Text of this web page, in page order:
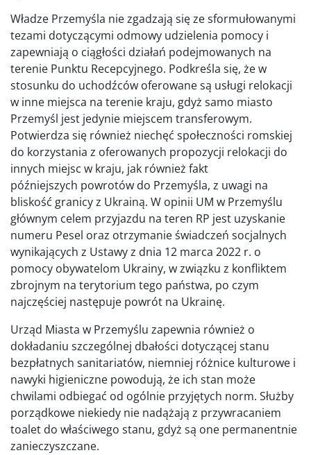
Władze Przemyśla nie zgadzają się ze sformułowanymi
tezami dotyczącymi odmowy udzielenia pomocy i
zapewniają o ciągłości działań podejmowanych na
terenie Punktu Recepcyjnego. Podkreśla się, że w
stosunku do uchodźców oferowane są usługi relokacji
w inne miejsca na terenie kraju, gdyż samo miasto
Przemyśl jest jedynie miejscem transferowym.
Potwierdza się również niechęć społeczności romskiej
do korzystania z oferowanych propozycji relokacji do
innych miejsc w kraju, jak również fakt
późniejszych powrotów do Przemyśla, z uwagi na
bliskość granicy z Ukrainą. W opinii UM w Przemyślu
głównym celem przyjazdu na teren RP jest uzyskanie
numeru Pesel oraz otrzymanie świadczeń socjalnych
wynikających z Ustawy z dnia 12 marca 2022 r. o
pomocy obywatelom Ukrainy, w związku z konfliktem
zbrojnym na terytorium tego państwa, po czym
najczęściej następuje powrót na Ukrainę.
Urząd Miasta w Przemyślu zapewnia również o
dokładaniu szczególnej dbałości dotyczącej stanu
bezpłatnych sanitariatów, niemniej różnice kulturowe i
nawyki higieniczne powodują, że ich stan może
chwilami odbiegać od ogólnie przyjętych norm. Służby
porządkowe niekiedy nie nadążają z przywracaniem
toalet do właściwego stanu, gdyż są one permanentnie
zanieczyszczane.